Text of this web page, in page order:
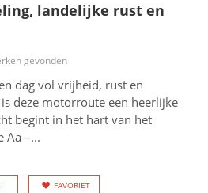
landelijke rust en
gevonden
dag vol vrijheid, rust en
deze motorroute een heerlijke
begint in het hart van het
Aa –...
FAVORIET